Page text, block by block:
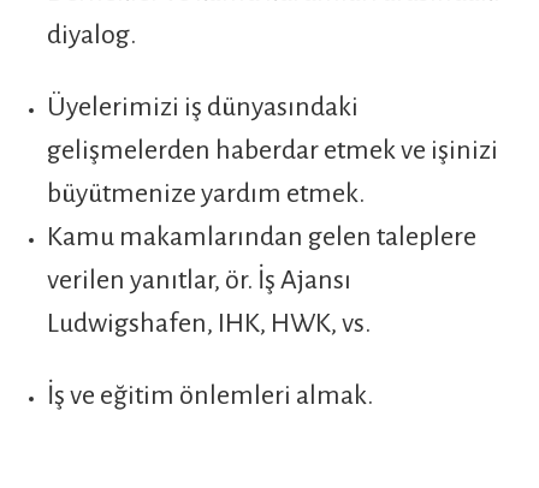
diyalog.
Üyelerimizi iş dünyasındaki
gelişmelerden haberdar etmek ve işinizi
büyütmenize yardım etmek.
Kamu makamlarından gelen taleplere
verilen yanıtlar, ör. İş Ajansı
Ludwigshafen, IHK, HWK, vs.
İş ve eğitim önlemleri almak.